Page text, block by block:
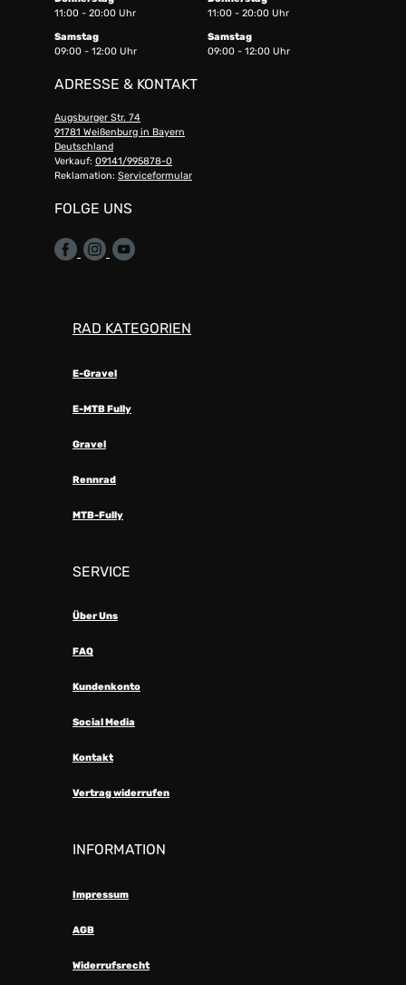
11:00 - 20:00 Uhr
11:00 - 20:00 Uhr
Samstag
09:00 - 12:00 Uhr
Samstag
09:00 - 12:00 Uhr
ADRESSE & KONTAKT
Augsburger Str. 74
91781 Weißenburg in Bayern
Deutschland
Verkauf: 09141/995878-0
Reklamation: Serviceformular
FOLGE UNS
RAD KATEGORIEN
E-Gravel
E-MTB Fully
Gravel
Rennrad
MTB-Fully
SERVICE
Über Uns
FAQ
Kundenkonto
Social Media
Kontakt
Vertrag widerrufen
INFORMATION
Impressum
AGB
Widerrufsrecht